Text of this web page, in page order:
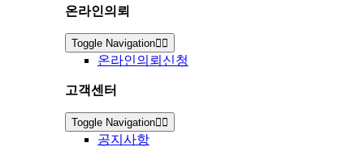
온라인의뢰
Toggle Navigation
온라인의뢰신청
고객센터
Toggle Navigation
공지사항